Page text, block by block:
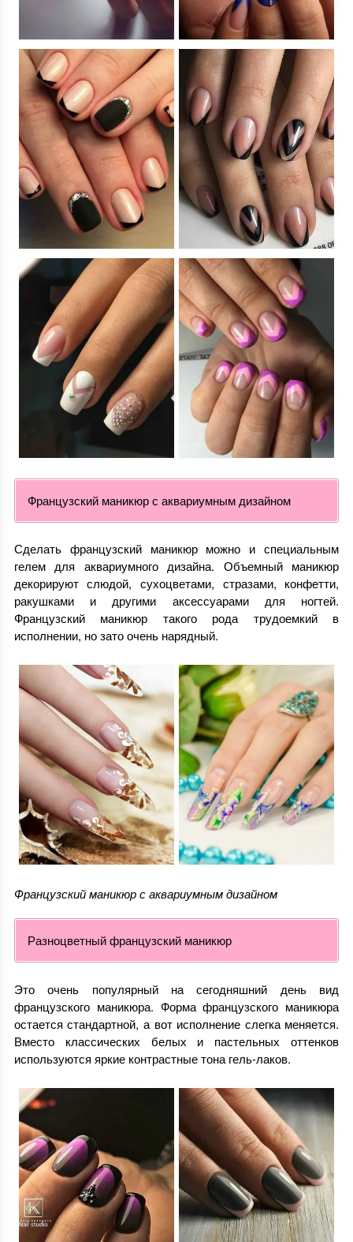
Французский маникюр с аквариумным дизайном
Сделать французский маникюр можно и специальным
гелем для аквариумного дизайна. Объемный маникюр
декорируют слюдой, сухоцветами, стразами, конфетти,
ракушками и другими аксессуарами для ногтей.
Французский маникюр такого рода трудоемкий в
исполнении, но зато очень нарядный.
Французский маникюр с аквариумным дизайном
Разноцветный французский маникюр
Это очень популярный на сегодняшний день вид
французского маникюра. Форма французского маникюра
остается стандартной, а вот исполнение слегка меняется.
Вместо классических белых и пастельных оттенков
используются яркие контрастные тона гель-лаков.